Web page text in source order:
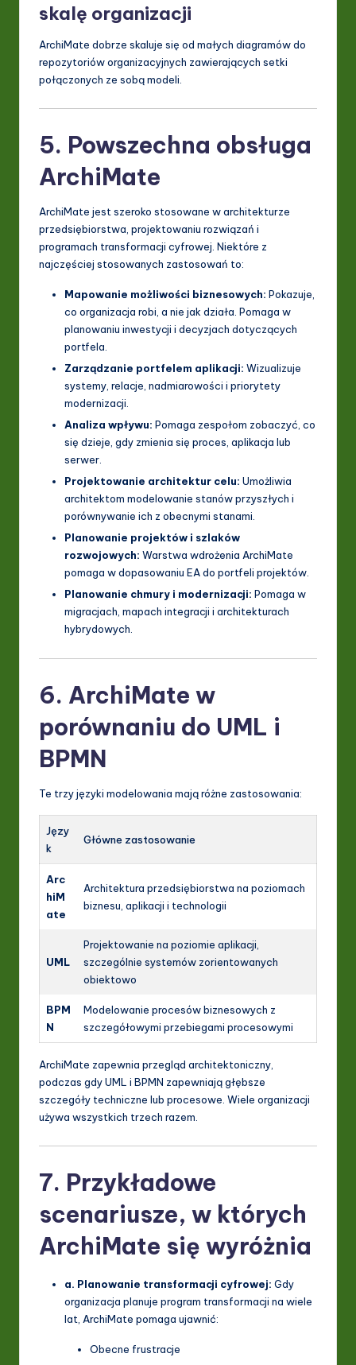
skalę organizacji
ArchiMate dobrze skaluje się od małych diagramów do
repozytoriów organizacyjnych zawierających setki
połączonych ze sobą modeli.
5. Powszechna obsługa
ArchiMate
ArchiMate jest szeroko stosowane w architekturze
przedsiębiorstwa, projektowaniu rozwiązań i
programach transformacji cyfrowej. Niektóre z
najczęściej stosowanych zastosowań to:
Mapowanie możliwości biznesowych: Pokazuje,
co organizacja robi, a nie jak działa. Pomaga w
planowaniu inwestycji i decyzjach dotyczących
portfela.
Zarządzanie portfelem aplikacji: Wizualizuje
systemy, relacje, nadmiarowości i priorytety
modernizacji.
Analiza wpływu: Pomaga zespołom zobaczyć, co
się dzieje, gdy zmienia się proces, aplikacja lub
serwer.
Projektowanie architektur celu: Umożliwia
architektom modelowanie stanów przyszłych i
porównywanie ich z obecnymi stanami.
Planowanie projektów i szlaków
rozwojowych: Warstwa wdrożenia ArchiMate
pomaga w dopasowaniu EA do portfeli projektów.
Planowanie chmury i modernizacji: Pomaga w
migracjach, mapach integracji i architekturach
hybrydowych.
6. ArchiMate w
porównaniu do UML i
BPMN
Te trzy języki modelowania mają różne zastosowania:
Języ
k
Główne zastosowanie
Arc
hiM
ate
Architektura przedsiębiorstwa na poziomach
biznesu, aplikacji i technologii
UML
Projektowanie na poziomie aplikacji,
szczególnie systemów zorientowanych
obiektowo
BPM
N
Modelowanie procesów biznesowych z
szczegółowymi przebiegami procesowymi
ArchiMate zapewnia przegląd architektoniczny,
podczas gdy UML i BPMN zapewniają głębsze
szczegóły techniczne lub procesowe. Wiele organizacji
używa wszystkich trzech razem.
7. Przykładowe
scenariusze, w których
ArchiMate się wyróżnia
a. Planowanie transformacji cyfrowej: Gdy
organizacja planuje program transformacji na wiele
lat, ArchiMate pomaga ujawnić:
Obecne frustracje